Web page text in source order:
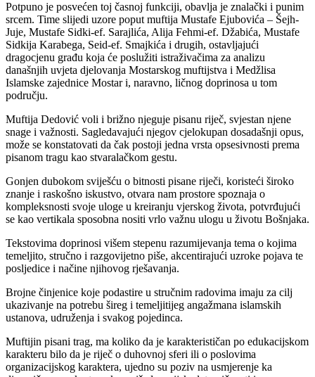
Potpuno je posvećen toj časnoj funkciji, obavlja je znalački i punim
srcem. Time slijedi uzore poput muftija Mustafe Ejubovića – Šejh-
Juje, Mustafe Sidki-ef. Sarajlića, Alija Fehmi-ef. Džabića, Mustafe
Sidkija Karabega, Seid-ef. Smajkića i drugih, ostavljajući
dragocjenu građu koja će poslužiti istraživačima za analizu
današnjih uvjeta djelovanja Mostarskog muftijstva i Medžlisa
Islamske zajednice Mostar i, naravno, ličnog doprinosa u tom
području.
Muftija Dedović voli i brižno njeguje pisanu riječ, svjestan njene
snage i važnosti. Sagledavajući njegov cjelokupan dosadašnji opus,
može se konstatovati da čak postoji jedna vrsta opsesivnosti prema
pisanom tragu kao stvaralačkom gestu.
Gonjen dubokom sviješću o bitnosti pisane riječi, koristeći široko
znanje i raskošno iskustvo, otvara nam prostore spoznaja o
kompleksnosti svoje uloge u kreiranju vjerskog života, potvrđujući
se kao vertikala sposobna nositi vrlo važnu ulogu u životu Bošnjaka.
Tekstovima doprinosi višem stepenu razumijevanja tema o kojima
temeljito, stručno i razgovijetno piše, akcentirajući uzroke pojava te
posljedice i načine njihovog rješavanja.
Brojne činjenice koje podastire u stručnim radovima imaju za cilj
ukazivanje na potrebu šireg i temeljitijeg angažmana islamskih
ustanova, udruženja i svakog pojedinca.
Muftijin pisani trag, ma koliko da je karakterističan po edukacijskom
karakteru bilo da je riječ o duhovnoj sferi ili o poslovima
organizacijskog karaktera, ujedno su poziv na usmjerenje ka